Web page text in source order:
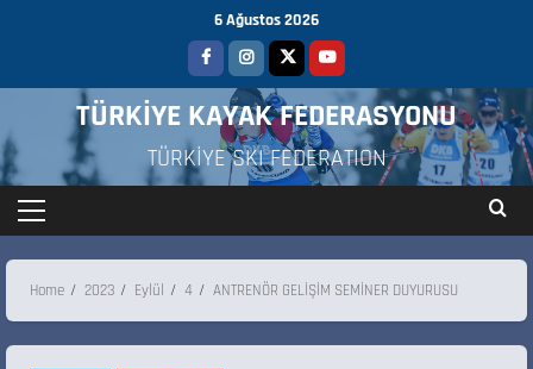
6 Ağustos 2026
TÜRKİYE KAYAK FEDERASYONU
TÜRKİYE SKI FEDERATION
Home 2023 Eylül 4 ANTRENÖR GELİŞİM SEMİNER DUYURUSU